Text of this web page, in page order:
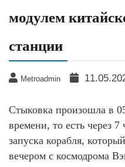
модулем
станции
Metroadmin
Стыковка произошла в
времени, то есть через
запуска корабля,
вечером с космодрома